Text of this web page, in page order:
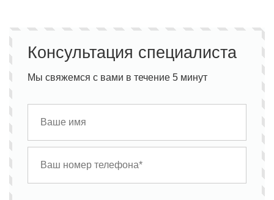
Консультация специалиста
Мы свяжемся с вами в течение 5 минут